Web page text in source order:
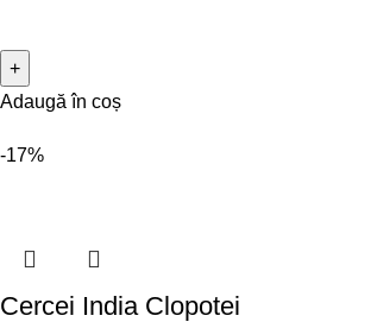
Adaugă în coș
-17%
Cercei India Clopotei